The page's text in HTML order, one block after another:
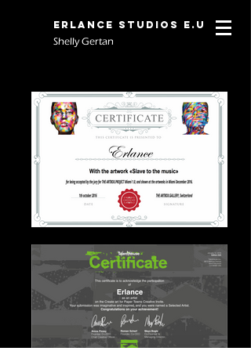
Erlance Studios E.U
Shelly Gertan